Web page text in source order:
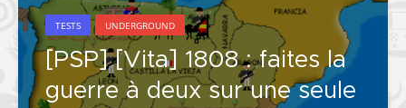
TESTS UNDERGROUND
[PSP] [Vita] 1808 : faites la
guerre à deux sur une seule